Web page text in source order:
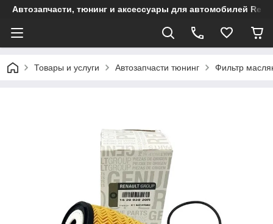
Автозапчасти, тюнинг и аксессуары для автомобилей
Товары и услуги Автозапчасти тюнинг Фильтр